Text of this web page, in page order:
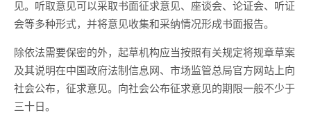
见。听取意见可以采取书面征求意见、座谈会、论证会、听证
会等多种形式，并将意见收集和采纳情况形成书面报告。
除依法需要保密的外，起草机构应当按照有关规定将规章草案
及其说明在中国政府法制信息网、市场监管总局官方网站上向
社会公布，征求意见。向社会公布征求意见的期限一般不少于
三十日。